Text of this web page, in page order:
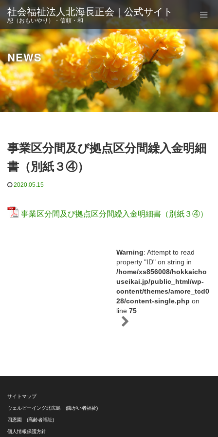
社会福祉法人北海長正会｜公式サイト
恕（おもいやり）・信頼・和
NEWS
事業区分間及び拠点区分間繰入金明細
書（別紙３④）
2020.05.15
事業区分間及び拠点区分間繰入金明細書（別紙３④）
Warning: Attempt to read
property "ID" on string in
/home/xs856008/hokkaicho
useikai.jp/public_html/wp-
content/themes/amore_tcd0
28/content-single.php on
line 75
サイトマップ
ウェルビーイング北広島 (障がい者福祉)
四恩園 (高齢者福祉)
個人情報保護方針